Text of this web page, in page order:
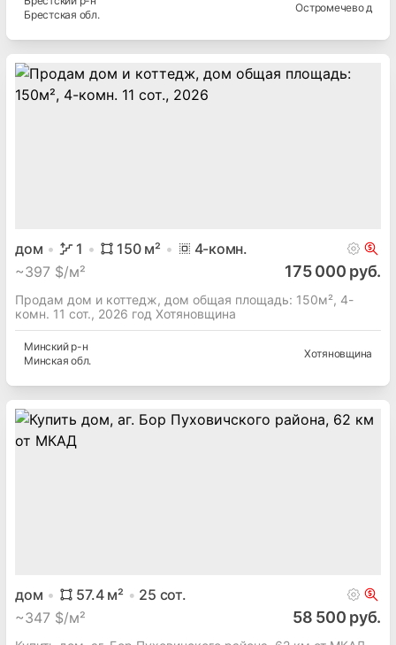
Брестская обл.
Остромечево д
дом 1 150м² 4-комн.
~397 $/м² 175 000 руб.
Продам дом и коттедж, дом общая площадь: 150м², 4-
комн. 11 сот., 2026 год Хотяновщина
Минскийр-н
Минская обл.
Хотяновщина
дом 57.4м² 25 сот.
~347 $/м² 58 500 руб.